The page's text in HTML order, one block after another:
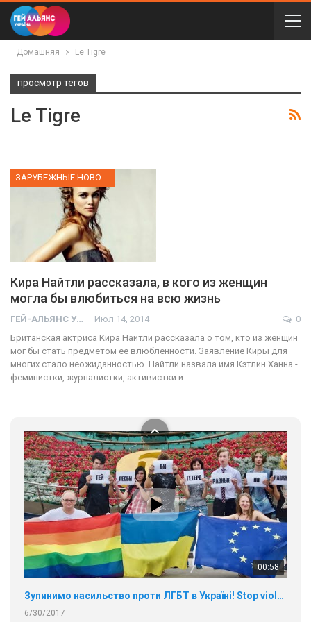
Домашняя Le Tigre
просмотр тегов
Le Tigre
Кира Найтли рассказала, в кого из женщин
могла бы влюбиться на всю жизнь
ГЕЙ-АЛЬЯНС УКРАИНА Июл 14, 2014
0
Британская актриса Кира Найтли рассказала о том, кто из женщин
мог бы стать предметом ее влюбленности. Заявление Киры для
многих стало неожиданностью. Найтли назвала имя Кэтлин Ханна -
феминистки, журналистки, активистки и…
5/17/2020
В цьому році, пандемія та COVІD-19 не дали нам можливості
провести вуличні акції. Наше відео-звернення про те, що
навіть коли ми у різних містах та не можемо зустрінеться, ми
ГАУ є в 16 областях України.
Разом наш голос лунає гучніше!
00:58
Зупинимо насильство проти ЛГБТ в Україні! Stop violence against LGBT in Ukraine!
6/30/2017